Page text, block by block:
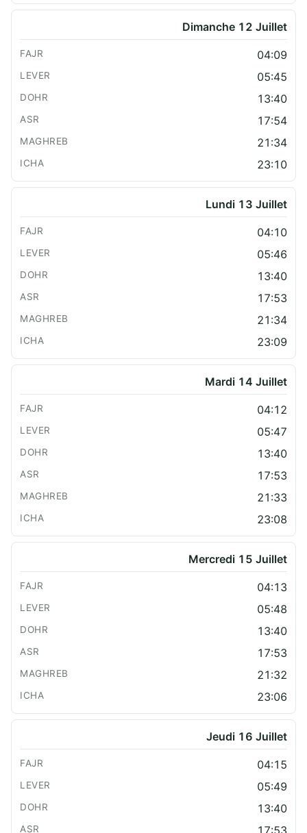
Dimanche 12 Juillet
04:09
05:45
13:40
17:54
21:34
23:10
Lundi 13 Juillet
04:10
05:46
13:40
17:53
21:34
23:09
Mardi 14 Juillet
04:12
05:47
13:40
17:53
21:33
23:08
Mercredi 15 Juillet
04:13
05:48
13:40
17:53
21:32
23:06
Jeudi 16 Juillet
04:15
05:49
13:40